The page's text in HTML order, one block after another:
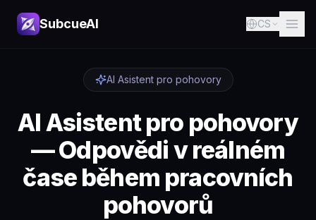
SubcueAI CS
AI Asistent pro pohovory
AI Asistent pro pohovory
— Odpovědi v reálném
čase během pracovních
pohovorů